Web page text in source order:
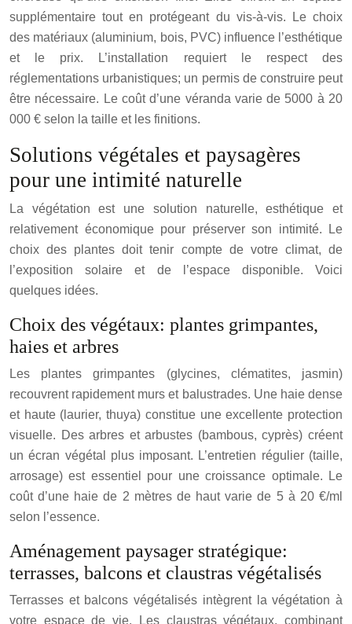
supplémentaire tout en protégeant du vis-à-vis. Le choix
des matériaux (aluminium, bois, PVC) influence l’esthétique
et le prix. L’installation requiert le respect des
réglementations urbanistiques; un permis de construire peut
être nécessaire. Le coût d’une véranda varie de 5000 à 20
000 € selon la taille et les finitions.
Solutions végétales et paysagères
pour une intimité naturelle
La végétation est une solution naturelle, esthétique et
relativement économique pour préserver son intimité. Le
choix des plantes doit tenir compte de votre climat, de
l’exposition solaire et de l’espace disponible. Voici
quelques idées.
Choix des végétaux: plantes grimpantes,
haies et arbres
Les plantes grimpantes (glycines, clématites, jasmin)
recouvrent rapidement murs et balustrades. Une haie dense
et haute (laurier, thuya) constitue une excellente protection
visuelle. Des arbres et arbustes (bambous, cyprès) créent
un écran végétal plus imposant. L’entretien régulier (taille,
arrosage) est essentiel pour une croissance optimale. Le
coût d’une haie de 2 mètres de haut varie de 5 à 20 €/ml
selon l’essence.
Aménagement paysager stratégique:
terrasses, balcons et claustras végétalisés
Terrasses et balcons végétalisés intègrent la végétation à
votre espace de vie. Les claustras végétaux, combinant